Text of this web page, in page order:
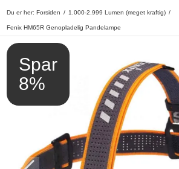
Du er her: Forsiden 1.000-2.999 Lumen (meget kraftig)
Fenix HM65R Genopladelig Pandelampe
Spar
8%